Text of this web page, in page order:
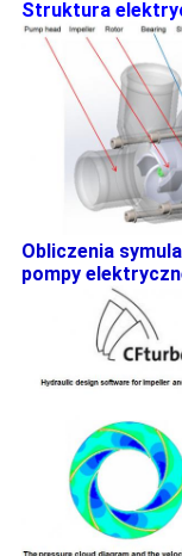
Struktura
Obliczenia
pompy